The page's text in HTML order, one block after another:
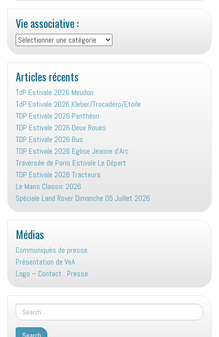
Vie associative :
Vie
associative
:
Articles récents
TdP Estivale 2026 Meudon
TdP Estivale 2026 Kleber/Trocadéro/Etoile
TDP Estivale 2026 Panthéon
TDP Estivale 2026 Deux Roues
TDP Estivale 2026 Bus
TDP Estivale 2026 Eglise Jeanne d’Arc
Traversée de Paris Estivale Le Départ
TDP Estivale 2026 Tracteurs
Le Mans Classic 2026
Spéciale Land Rover Dimanche 05 Juillet 2026
Médias
Communiqués de presse
Présentation de VeA
Logo – Contact : Presse